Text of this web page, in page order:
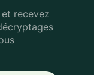
recevez